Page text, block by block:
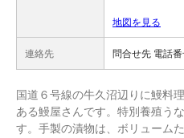
地図を見る
連絡先 問合せ先 電話
国道６号線の牛久沼辺りに鰻料
ある鰻屋さんです。特別養殖う
す。手製の漬物は、ボリューム